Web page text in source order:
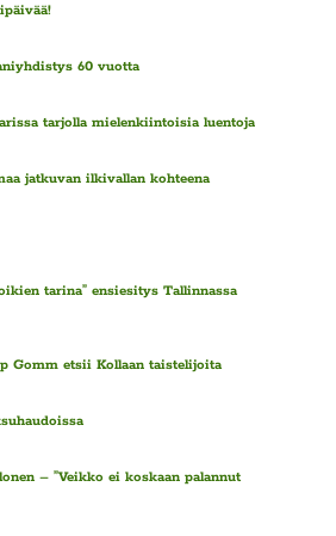
60 vuotta
tarjolla mielenkiintoisia luentoja
jatkuvan ilkivallan kohteena
tarina” ensiesitys Tallinnassa
Gomm etsii Kollaan taistelijoita
– ”Veikko ei koskaan palannut